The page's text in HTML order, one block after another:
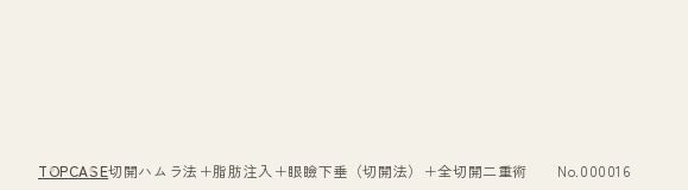
TOPCASE切開ハムラ法＋脂肪注入＋眼瞼下垂（切開法）＋全切開二重術 No.000016